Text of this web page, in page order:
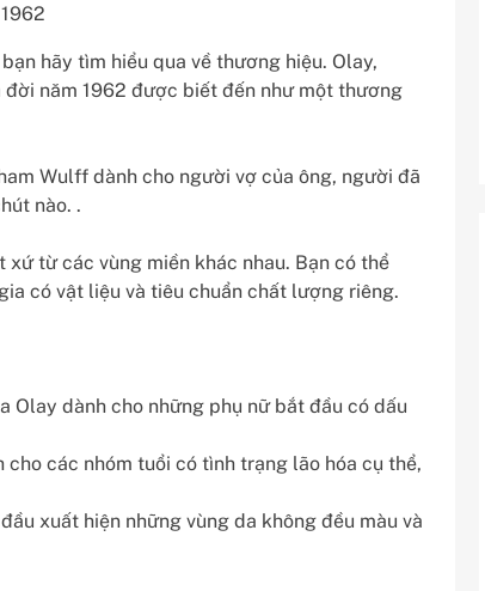
hãy tìm hiểu qua về thương hiệu. Olay,
năm 1962 được biết đến như một thương
Wulff dành cho người vợ của ông, người đã
nào. .
từ các vùng miền khác nhau. Bạn có thể
có vật liệu và tiêu chuẩn chất lượng riêng.
Olay dành cho những phụ nữ bắt đầu có dấu
các nhóm tuổi có tình trạng lão hóa cụ thể,
xuất hiện những vùng da không đều màu và